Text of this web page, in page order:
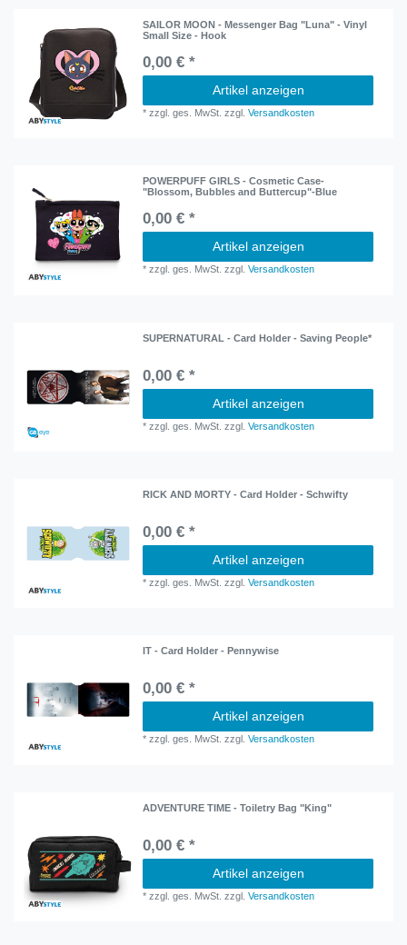
SAILOR MOON - Messenger Bag "Luna" - Vinyl
Small Size - Hook
0,00 € *
Artikel anzeigen
*zzgl. ges. MwSt. zzgl.Versandkosten
POWERPUFF GIRLS - Cosmetic Case-
"Blossom, Bubbles and Buttercup"-Blue
0,00 € *
Artikel anzeigen
*zzgl. ges. MwSt. zzgl.Versandkosten
SUPERNATURAL - Card Holder - Saving People*
0,00 € *
Artikel anzeigen
*zzgl. ges. MwSt. zzgl.Versandkosten
RICK AND MORTY - Card Holder - Schwifty
0,00 € *
Artikel anzeigen
*zzgl. ges. MwSt. zzgl.Versandkosten
IT - Card Holder - Pennywise
0,00 € *
Artikel anzeigen
*zzgl. ges. MwSt. zzgl.Versandkosten
ADVENTURE TIME - Toiletry Bag "King"
0,00 € *
Artikel anzeigen
*zzgl. ges. MwSt. zzgl.Versandkosten